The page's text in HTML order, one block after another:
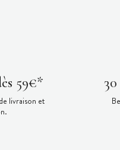
59€*
livraison et